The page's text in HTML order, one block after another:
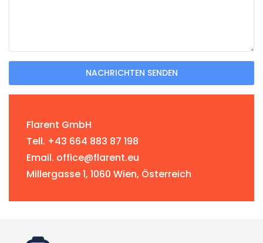
NACHRICHTEN SENDEN
Flarent GmbH
Tell. +43 664 883 87 198
Email. office@flarent.eu
Millergasse 1, 1060 Wien, Österreich